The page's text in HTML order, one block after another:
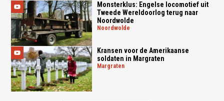
Monsterklus: Engelse locomotief uit
Tweede Wereldoorlog terug naar
Noordwolde
noordwolde
Kransen voor de Amerikaanse
soldaten in Margraten
margraten